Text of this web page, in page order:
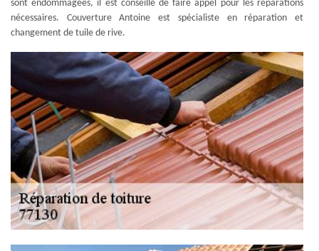
sont endommagées, il est conseillé de faire appel pour les réparations
nécessaires. Couverture Antoine est spécialiste en réparation et
changement de tuile de rive.